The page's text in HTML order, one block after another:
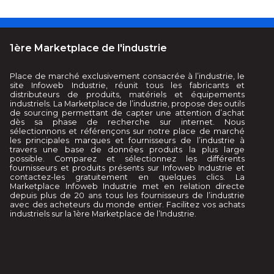
1ère Marketplace de l'industrie
Place de marché exclusivement consacrée à l’industrie, le
site Infoweb Industrie, réunit tous les fabricants et
distributeurs de produits, matériels et équipements
industriels. La Marketplace de l’industrie, propose des outils
de sourcing permettant de capter une attention d’achat
dès sa phase de recherche sur internet. Nous
sélectionnons et référençons sur notre place de marché
les principales marques et fournisseurs de l’industrie à
travers une base de données produits la plus large
possible. Comparez et sélectionnez les différents
fournisseurs et produits présents sur Infoweb Industrie et
contactez-les gratuitement en quelques clics. La
Marketplace Infoweb Industrie met en relation directe
depuis plus de 20 ans tous les fournisseurs de l’industrie
avec des acheteurs du monde entier. Facilitez vos achats
industriels sur la 1ère Marketplace de l’Industrie.